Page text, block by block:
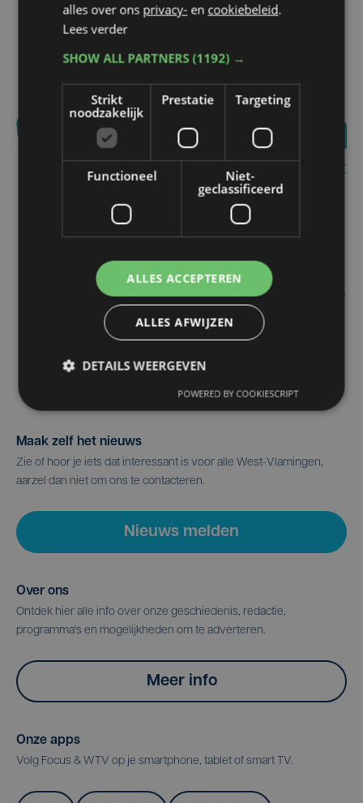
Maak zelf het nieuws
Zie of hoor je iets dat interessant is voor alle West-Vlamingen,
aarzel dan niet om ons te contacteren.
Nieuws melden
Over ons
Ontdek hier alle info over onze geschiedenis, redactie,
programma's en mogelijkheden om te adverteren.
Meer info
Onze apps
Volg Focus & WTV op je smartphone, tablet of smart TV.
alles over ons privacy- en cookiebeleid.
Lees verder
SHOW ALL PARTNERS(1192) →
Strikt
noodzakelijk
Prestatie Targeting
Functioneel
Niet-
geclassificeerd
ALLES ACCEPTEREN
ALLES AFWIJZEN
DETAILS WEERGEVEN
POWERED BY COOKIESCRIPT